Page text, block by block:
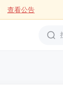
查看公告